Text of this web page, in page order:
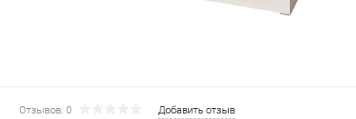
Отзывов: 0 Добавить отзыв